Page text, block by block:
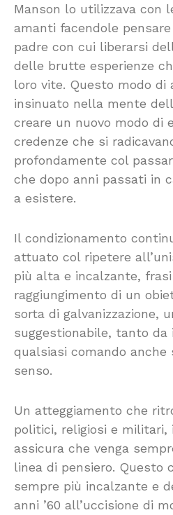
Manson lo utilizzava con
amanti facendole
padre con cui liberarsi
delle brutte esperienze
loro vite. Questo modo di
insinuato nella mente
creare un nuovo modo di
credenze che si
profondamente col
che dopo anni passati in
a esistere.
Il condizionamento
attuato col ripetere
più alta e incalzante,
raggiungimento di un
sorta di galvanizzazione,
suggestionabile, tanto
qualsiasi comando anche
senso.
Un atteggiamento che
politici, religiosi e militari,
assicura che venga
linea di pensiero. Questo
sempre più incalzante e
anni ’60 all’uccisione di